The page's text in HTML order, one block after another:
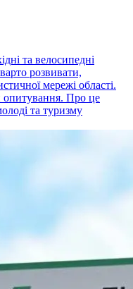
та велосипедні
розвивати,
мережі області.
опитування. Про це
та туризму